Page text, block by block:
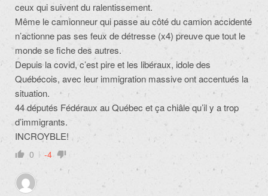
ceux qui suivent du ralentissement.
Même le camionneur qui passe au côté du camion accidenté
n’actionne pas ses feux de détresse (x4) preuve que tout le
monde se fiche des autres.
Depuis la covid, c’est pire et les libéraux, idole des
Québécois, avec leur immigration massive ont accentués la
situation.
44 députés Fédéraux au Québec et ça chiâle qu’il y a trop
d’immigrants.
INCROYBLE!
0 -4